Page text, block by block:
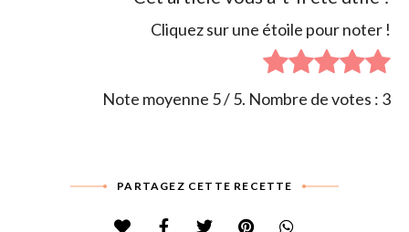
Cliquez sur une étoile pour noter !
Note moyenne 5/ 5. Nombre de votes : 3
PARTAGEZ CETTE RECETTE